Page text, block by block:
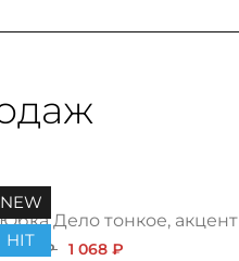
NEW
HIT
Юбка Дело тонкое, акцент
1 200 ₽ 1 068 ₽